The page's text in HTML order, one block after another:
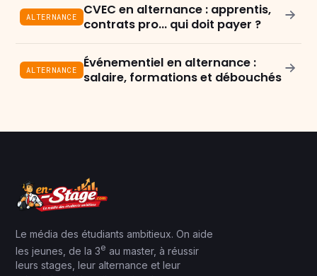
ALTERNANCE
CVEC en alternance : apprentis,
contrats pro… qui doit payer ?
ALTERNANCE
Événementiel en alternance :
salaire, formations et débouchés
Le média des étudiants ambitieux. On aide
les jeunes, de la 3e au master, à réussir
leurs stages, leur alternance et leur